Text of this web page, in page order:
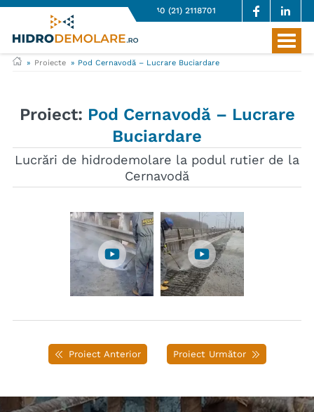
+40 (21) 2118701
Proiecte Pod Cernavodă – Lucrare Buciardare
Proiect: Pod Cernavodă – Lucrare
Buciardare
Lucrări de hidrodemolare la podul rutier de la
Cernavodă
Proiect Anterior Proiect Următor